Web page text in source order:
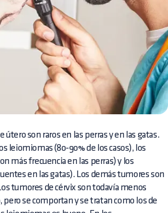
útero son raros en las perras y en las gatas.
leiomiomas (80-90% de los casos), los
más frecuencia en las perras) y los
en las gatas). Los demás tumores son
tumores de cérvix son todavía menos
se comportan y se tratan como los de